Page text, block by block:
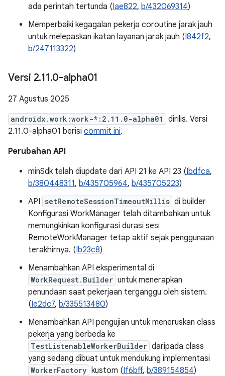
ada perintah tertunda (Iae822, b/432069314)
Memperbaiki kegagalan pekerja coroutine jarak jauh
untuk melepaskan ikatan layanan jarak jauh (I842f2,
b/247113322)
Versi 2.11.0-alpha01
27 Agustus 2025
androidx.work:work-*:2.11.0-alpha01
dirilis. Versi
2.11.0-alpha01 berisi commit ini.
Perubahan API
minSdk telah diupdate dari API 21 ke API 23 (Ibdfca,
b/380448311, b/435705964, b/435705223)
API setRemoteSessionTimeoutMillis di builder
Konfigurasi WorkManager telah ditambahkan untuk
memungkinkan konfigurasi durasi sesi
RemoteWorkManager tetap aktif sejak penggunaan
terakhirnya. (Ib23c8)
Menambahkan API eksperimental di
WorkRequest.Builder untuk menerapkan
penundaan saat pekerjaan terganggu oleh sistem.
(Ie2dc7, b/335513480)
Menambahkan API pengujian untuk meneruskan class
pekerja yang berbeda ke
TestListenableWorkerBuilder daripada class
yang sedang dibuat untuk mendukung implementasi
WorkerFactory kustom (If6bff, b/389154854)